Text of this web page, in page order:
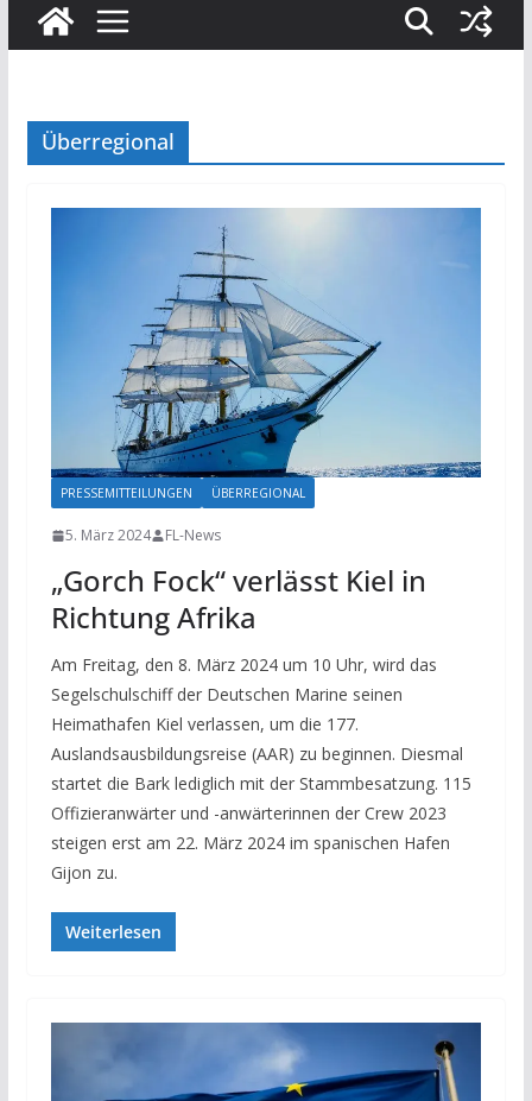
Überregional
PRESSEMITTEILUNGEN ÜBERREGIONAL
5. März 2024 FL-News
„Gorch Fock“ verlässt Kiel in
Richtung Afrika
Am Freitag, den 8. März 2024 um 10 Uhr, wird das
Segelschulschiff der Deutschen Marine seinen
Heimathafen Kiel verlassen, um die 177.
Auslandsausbildungsreise (AAR) zu beginnen. Diesmal
startet die Bark lediglich mit der Stammbesatzung. 115
Offizieranwärter und -anwärterinnen der Crew 2023
steigen erst am 22. März 2024 im spanischen Hafen
Gijon zu.
Weiterlesen